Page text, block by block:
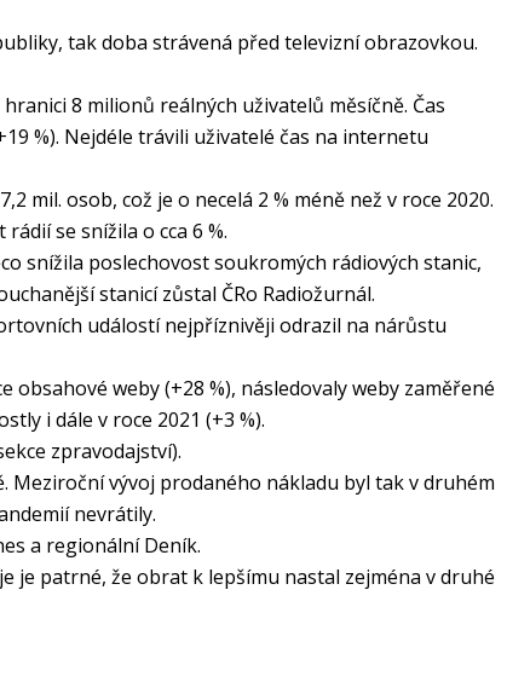
tak doba strávená před televizní obrazovkou.
8 milionů reálných uživatelů měsíčně. Čas
%). Nejdéle trávili uživatelé čas na internetu
mil. osob, což je o necelá 2 % méně než v roce 2020.
se snížila o cca 6 %.
snížila poslechovost soukromých rádiových stanic,
stanicí zůstal ČRo Radiožurnál.
událostí nejpříznivěji odrazil na nárůstu
weby (+28 %), následovaly weby zaměřené
i dále v roce 2021 (+3 %).
zpravodajství).
Meziroční vývoj prodaného nákladu byl tak v druhém
nevrátily.
a regionální Deník.
je patrné, že obrat k lepšímu nastal zejména v druhé